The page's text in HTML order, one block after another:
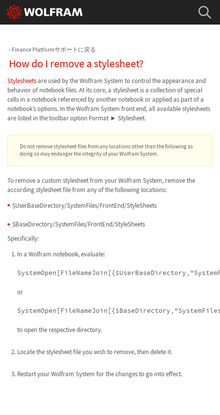
Finance Platformサポートに戻る
How do I remove a stylesheet?
Stylesheetsare used by the Wolfram System to control the appearance and
behavior of notebook files. At its core, a stylesheet is a collection of special
cells in a notebook referenced by another notebook or applied as part of a
notebook’s options. In the Wolfram System front end, all available stylesheets
are listed in the toolbar option Format ► Stylesheet.
Do not remove stylesheet files from any locations other than the following as
doing so may endanger the integrity of your Wolfram System.
To remove a custom stylesheet from your Wolfram System, remove the
according stylesheet file from any of the following locations:
$UserBaseDirectory/SystemFiles/FrontEnd/StyleSheets
$BaseDirectory/SystemFiles/FrontEnd/StyleSheets
Specifically:
In a Wolfram notebook, evaluate:
or
to open the respective directory.
Locate the stylesheet file you wish to remove, then delete it.
Restart your Wolfram System for the changes to go into effect.